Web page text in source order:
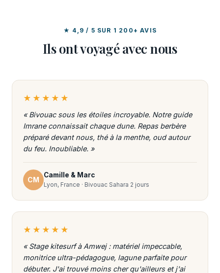
★ 4,9 / 5 SUR 1 200+ AVIS
Ils ont voyagé avec nous
★★★★★
« Bivouac sous les étoiles incroyable. Notre guide
Imrane connaissait chaque dune. Repas berbère
préparé devant nous, thé à la menthe, oud autour
du feu. Inoubliable. »
CM
Camille & Marc
Lyon, France · Bivouac Sahara 2 jours
★★★★★
« Stage kitesurf à Amwej : matériel impeccable,
monitrice ultra-pédagogue, lagune parfaite pour
débuter. J'ai trouvé moins cher qu'ailleurs et j'ai